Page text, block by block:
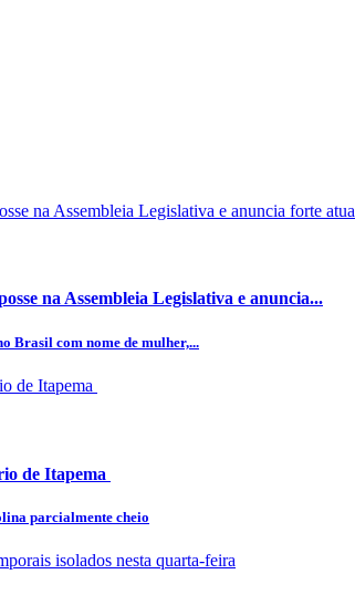
na Assembleia Legislativa e anuncia...
Brasil com nome de mulher,...
de Itapema
parcialmente cheio